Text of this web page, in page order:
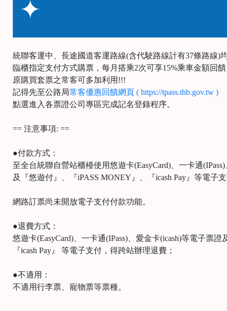
統聯客運中、長途國道客運路線(含代駛路線計有37條路線)
臨櫃指定支付方式購票，每月搭乘2次可享15%乘車金額回
原購買套票之常客可多加利用!!!
記得先至公路局常客優惠回饋網頁 ( https://tpass.thb.gov.tw )
點選進入各票證公司專區完成記名登錄程序。
== 注意事項: ==
●付款方式：
至全台統聯自營站櫃檯使用悠遊卡(EasyCard)、一卡通
及『悠遊付』、『iPASS MONEY』、『icash Pay』等電子
網路訂票尚未開放電子支付付款功能。
●退費方式：
悠遊卡(EasyCard)、一卡通(IPass)、愛金卡(icash)等電子票
『icash Pay』 等電子支付，得跨站辦理退費；
●不適用：
不適用行李票、寵物票等票種。